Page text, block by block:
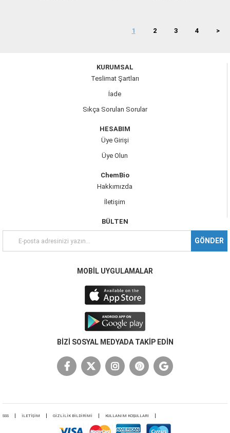
1 2 3 4 >
KURUMSAL
Teslimat Şartları
İade
Sıkça Sorulan Sorular
HESABIM
Üye Girişi
Üye Olun
ChemBio
Hakkımızda
İletişim
BÜLTEN
GÖNDER
MOBİL UYGULAMALAR
BİZİ SOSYAL MEDYADA TAKİP EDİN
SSS İLETİŞİM GİZLİLİK BİLDİRİMİ KULLANIM KOŞULLARI